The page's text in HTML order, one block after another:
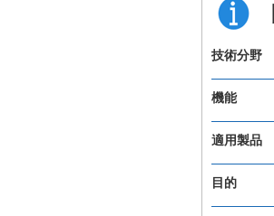
技術分野
機能
適用製品
目的